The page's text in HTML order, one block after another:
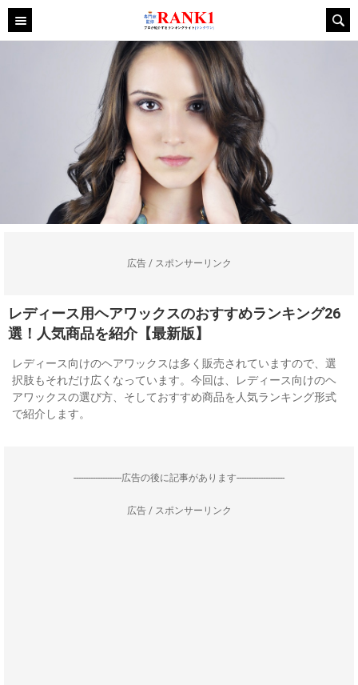
広告 / スポンサーリンク
レディース用ヘアワックスのおすすめランキング26
選！人気商品を紹介【最新版】
レディース向けのヘアワックスは多く販売されていますので、選
択肢もそれだけ広くなっています。今回は、レディース向けのヘ
アワックスの選び方、そしておすすめ商品を人気ランキング形式
で紹介します。
--------------------広告の後に記事があります--------------------
広告 / スポンサーリンク